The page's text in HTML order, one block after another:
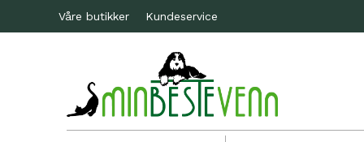
Våre butikker Kundeservice